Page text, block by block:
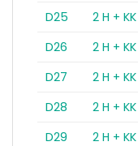
D25
2 H + KK
D26
2 H + KK
D27
2 H + KK
D28
2 H + KK
D29
2 H + KK